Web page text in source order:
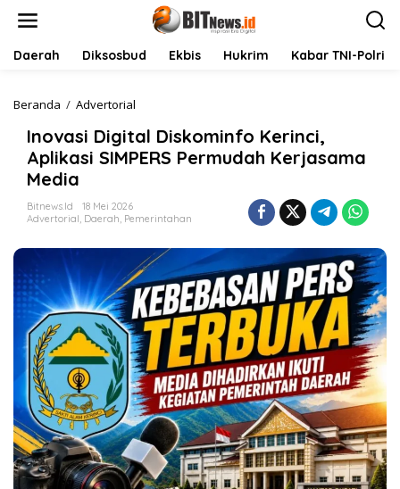
Daerah Diksosbud Ekbis Hukrim Kabar TNI-Polri
Beranda / Advertorial
o
v
a
D
g
i
t
a
l
D
i
s
k
o
m
i
n
f
o
Inovasi Digital Diskominfo Kerinci,
Aplikasi SIMPERS Permudah Kerjasama
Media
Bitnews.id
18 Mei 2026
Advertorial, Daerah, Pemerintahan